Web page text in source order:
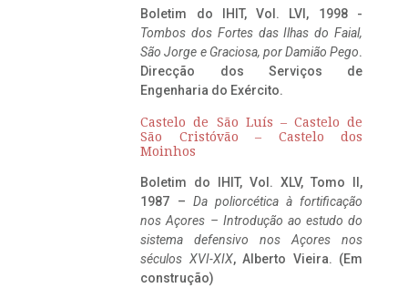
Boletim do IHIT, Vol. LVI, 1998 -
Tombos dos Fortes das Ilhas do Faial,
São Jorge e Graciosa, por Damião Pego.
Direcção dos Serviços de
Engenharia do Exército.
Castelo de São Luís – Castelo de
São Cristóvão – Castelo dos
Moinhos
Boletim do IHIT, Vol. XLV, Tomo II,
1987 – Da poliorcética à fortificação
nos Açores – Introdução ao estudo do
sistema defensivo nos Açores nos
séculos XVI-XIX, Alberto Vieira. (Em
construção)